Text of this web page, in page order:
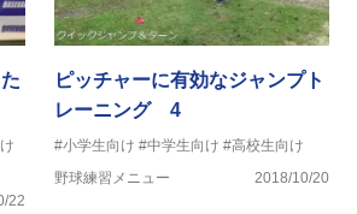
22
ピッチャーに有効なジャンプト
レーニング 4
#小学生向け #中学生向け #高校生向け
野球練習メニュー
2018/10/20